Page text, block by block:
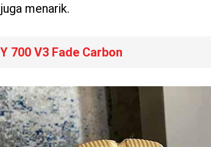
menarik.
700 V3 Fade Carbon